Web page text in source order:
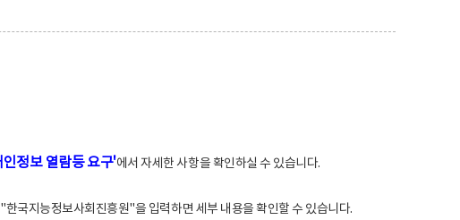
인정보 열람등 요구'에서 자세한 사항을 확인하실 수 있습니다.
국지능정보사회진흥원"을 입력하면 세부 내용을 확인할 수 있습니다.